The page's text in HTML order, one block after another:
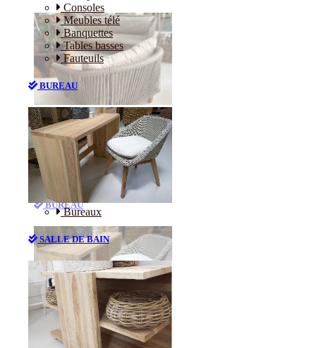
Consoles
Meubles télé
Banquettes
Tables basses
Fauteuils
BUREAU
Bureaux
SALLE DE BAIN
Canapés
Consoles
Meubles télé
Banquettes
Tables basses
Fauteuils
BUREAU
Bureaux